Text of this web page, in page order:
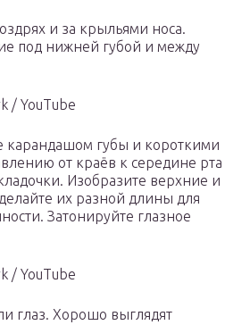
и за крыльями носа.
под нижней губой и между
/ YouTube
карандашом губы и короткими
от краёв к середине рта
Изобразите верхние и
их разной длины для
Затонируйте глазное
/ YouTube
глаз. Хорошо выглядят